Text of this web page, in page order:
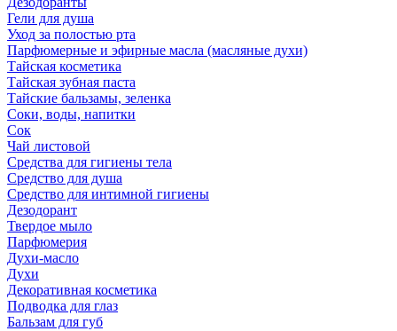
Гели для душа
Уход за полостью рта
Парфюмерные и эфирные масла (масляные духи)
Тайская косметика
Тайская зубная паста
Тайские бальзамы, зеленка
Соки, воды, напитки
Сок
Чай листовой
Средства для гигиены тела
Средство для душа
Средство для интимной гигиены
Дезодорант
Твердое мыло
Парфюмерия
Духи-масло
Духи
Декоративная косметика
Подводка для глаз
Бальзам для губ